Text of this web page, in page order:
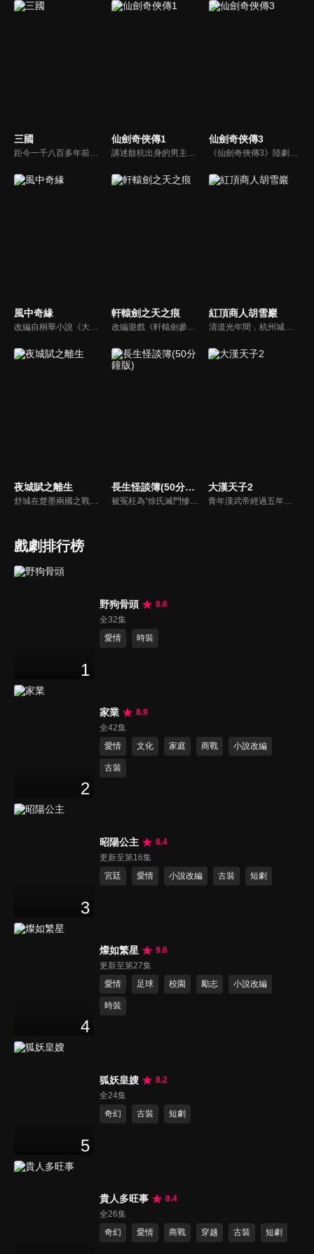
三國
距今一千八百多年前，漢帝國衰敗積重難返，長安城內董卓荒淫無度、濫殺無辜，引起舉國義憤，而以曹操為首殲滅董卓，造就了群雄割據，至赤壁之戰後三國鼎立，再到司馬氏篡魏，天下歸晉為止，這個英雄輩出、波瀾壯闊的大傳奇時代終於結束。而其中的英雄人物和動人故事，仍被傳頌至今。
仙劍奇俠傳1
講述餘杭出身的男主人公李逍遙（胡歌）因機緣巧合結識流落中原的南詔公主趙靈兒（劉亦菲），在護送其回苗疆尋母的旅途中斬妖除魔、歷經艱險，最終合力擊敗控制南詔國的拜月教主，解救了國家和人民。
仙劍奇俠傳3
《仙劍奇俠傳3》陸劇線上看。講述了男主人公景天夢想成為蜀山大俠，為了協助蜀山派封印鎖妖塔，他與唐雪見、徐長卿等人一同展開尋找五顆靈珠的冒險之旅，期間歷經艱險，最終卻引出了眾人意想不到的前世今生和愛恨糾葛。
風中奇緣
改編自桐華小說《大漠謠》。被狼群撫養長大的女孩兒莘月（劉詩詩），遇見從建安來的莫循（胡歌）和衛無忌（彭于晏）。在兩人的影響下，改名為莘月，踏上了建安。莫循溫文爾雅，莘月對他情根深種；另一方面，英姿勃發的將軍衛無忌對莘月一片癡情。莘月面對兩個痴心付出的男人心中煎熬，她會如何抉擇呢…
軒轅劍之天之痕
改編遊戲《軒轅劍參外傳-天之痕》。宇文拓和陳靖仇皆為亡國皇子，本為死仇的兩人，在因緣際會之下成為生死之交，共同踏上尋找昆侖鏡、女媧石、神農鼎、崆峒印、伏羲琴等五神器的旅程，更一路結交好友進而得到真愛。不料在魔王的操控下，宇文拓背叛好友，失去一切...
紅頂商人胡雪巖
清道光年間，杭州城內信和錢莊的夥計胡雪巖在中秋節前夕來找徐瘋子要賬，不料，走投無路的徐瘋子自殺身亡，胡雪巖同情孤寡一生的徐瘋子，料理他的後事，反被人誤傳是他逼死了徐瘋子；漕幫首領七姑娘曾受恩於徐瘋子，聞訊欲為報仇，將胡雪巖抓到，要把他扔入湖中，船家女羅四見到，叫人將胡雪巖救下...
夜城賦之離生
舒城在楚墨兩國之戰中落敗，並成為了墨國五皇女莫茴的魂器。失去自我意識的舒城跟隨姐姐莫茹回到墨國，面對失而復得的妹妹，莫茹欣喜又憂慮。為了保護親人和國家她棄醫從戎，甚至為了保護莫茴不惜被砍掉一條手臂，然而這一切都阻擋不了局勢的動盪不安...
長生怪談簿(50分鐘版)
被冤枉為“徐氏滅門慘案”兇手的主人公在多年後深陷倖存者的複仇圈套，成功說服其共同對抗真兇，並找出真相的故事。整個故事發生在一個荒山客棧，眾人鬥智斗勇，一步步揭開每個人的秘密，還原案件本來面目。
大漢天子2
青年漢武帝經過五年執政，平息後宮勢力、抗拒外患入侵、粉碎政變陰謀，坐穩了皇帝寶座，正是開展雄才大略之時。能臣汲黯受到賞識，並引薦另一位奇才主父偃，漢武帝視其張固再世，委以重任。國力強盛使漢武帝屢屢北伐外族，只是規模巨大的戰爭使漢室逐漸捉襟見肘，諸侯勢力蠢蠢欲動。
戲劇排行榜
1
野狗骨頭
8.6
全32集
愛情
時裝
2
家業
8.9
全42集
愛情
文化 家庭 商戰 小說改編
古裝
3
昭陽公主
8.4
更新至第16集
宮廷
愛情 小說改編 古裝 短劇
4
燦如繁星
9.6
更新至第27集
愛情
足球 校園 勵志 小說改編
時裝
5
狐妖皇嫂
8.2
全24集
奇幻
古裝 短劇
貴人多旺事
8.4
全26集
奇幻
愛情 商戰 穿越 古裝 短劇